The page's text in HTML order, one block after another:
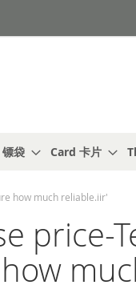
袋 Card 卡片
how much reliable.iir'
price-